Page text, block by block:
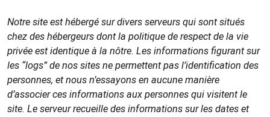
Notre site est hébergé sur divers serveurs qui sont situés
chez des hébergeurs dont la politique de respect de la vie
privée est identique à la nôtre. Les informations figurant sur
les “logs” de nos sites ne permettent pas l’identification des
personnes, et nous n’essayons en aucune manière
d’associer ces informations aux personnes qui visitent le
site. Le serveur recueille des informations sur les dates et